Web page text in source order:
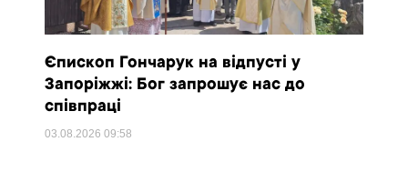
Єпископ Гончарук на відпусті у
Запоріжжі: Бог запрошує нас до
співпраці
03.08.202609:58